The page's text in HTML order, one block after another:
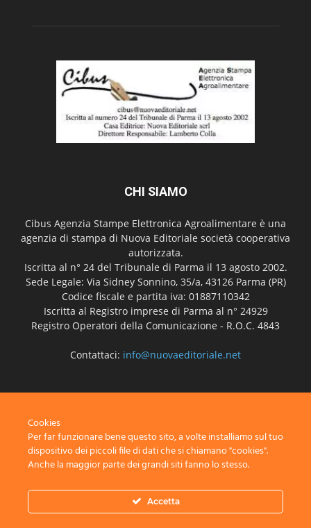
CHI SIAMO
Cibus Agenzia Stampe Elettronica Agroalimentare è una
agenzia di stampa di Nuova Editoriale società cooperativa
autorizzata.
Iscritta al n° 24 del Tribunale di Parma il 13 agosto 2002.
Sede Legale: Via Sidney Sonnino, 35/a, 43126 Parma (PR)
Codice fiscale e partita iva: 01887110342
Iscritta al Registro imprese di Parma al n° 24929
Registro Operatori della Comunicazione - R.O.C. 4843
Contattaci: info@nuovaeditoriale.net
Privacy Advertisement
Cookies
Per far funzionare bene questo sito, a volte installiamo sul tuo
dispositivo dei piccoli file di dati che si chiamano "cookies".
Anche la maggior parte dei grandi siti fanno lo stesso.
Accetta